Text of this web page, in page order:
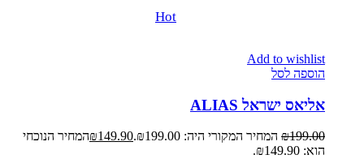
Hot
Add to wishlist
הוספה לסל
אליאס ישראל ALIAS
₪199.00 המחיר המקורי היה: ₪199.00. ₪149.90
המחיר הנוכחי
הוא: ₪149.90.